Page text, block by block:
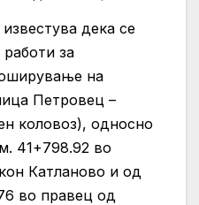
дека се
за
на
Петровец –
коловоз), односно
41+798.92 во
Катланово и од
во правец од